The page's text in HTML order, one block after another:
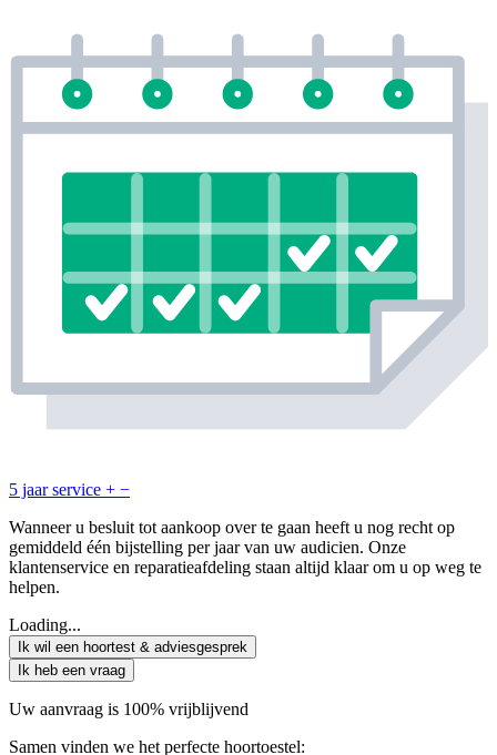
5 jaar service + −
Wanneer u besluit tot aankoop over te gaan heeft u nog recht op
gemiddeld één bijstelling per jaar van uw audicien. Onze
klantenservice en reparatieafdeling staan altijd klaar om u op weg te
helpen.
Loading...
Ik wil een hoortest & adviesgesprek
Ik heb een vraag
Uw aanvraag is 100% vrijblijvend
Samen vinden we het perfecte hoortoestel: